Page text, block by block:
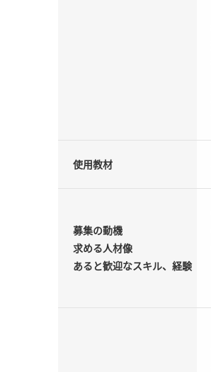
使用教材
募集の動機
求める人材像
あると歓迎なスキル、経験